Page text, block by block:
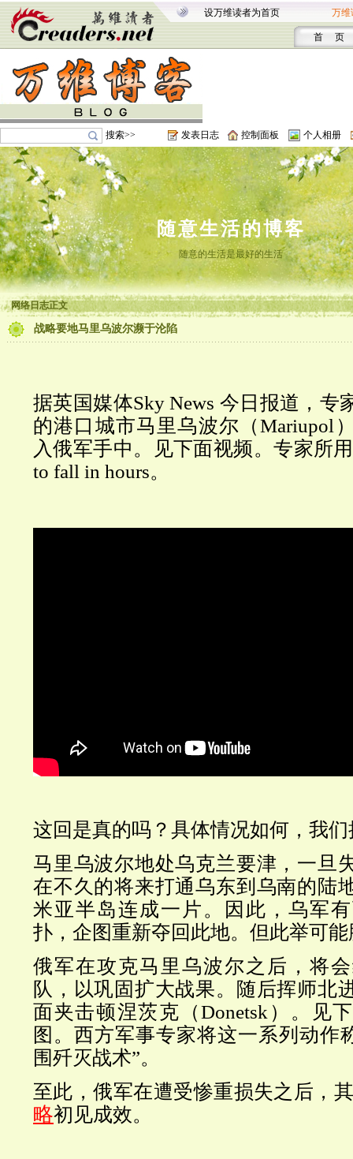
设万维读者为首页 万维
首 页
搜索>> 发表日志 控制面板 个人相册
随意生活的博客
随意的生活是最好的生活
网络日志正文
战略要地马里乌波尔濒于沦陷
据英国媒体Sky News 今日报道，专
的港口城市马里乌波尔（Mariupol
入俄军手中。见下面视频。专家所
to fall in hours。
这回是真的吗？具体情况如何，我
马里乌波尔地处乌克兰要津，一旦
在不久的将来打通乌东到乌南的陆
米亚半岛连成一片。因此，乌军
扑，企图重新夺回此地。但此举可
俄军在攻克马里乌波尔之后，将
队，以巩固扩大战果。随后挥师北
面夹击顿涅茨克（Donetsk）。见
图。 西方军事专家将这一系列动作
围歼灭战术”。
至此，俄军在遭受惨重损失之后，
略初见成效。